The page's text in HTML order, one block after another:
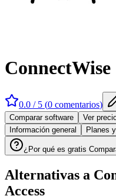
0.0 / 5 (0 comentarios)
Comparar software
Ver
Información general
Planes
¿Por qué es gratis
Alternativas a
Access